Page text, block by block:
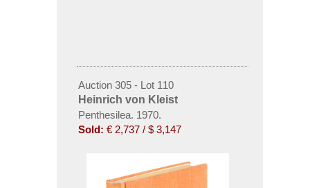
Auction 305 - Lot 110
Heinrich von Kleist
Penthesilea. 1970.
Sold: € 2,737 / $ 3,147